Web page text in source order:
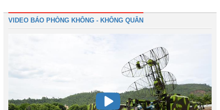
VIDEO BÁO PHÒNG KHÔNG - KHÔNG QUÂN